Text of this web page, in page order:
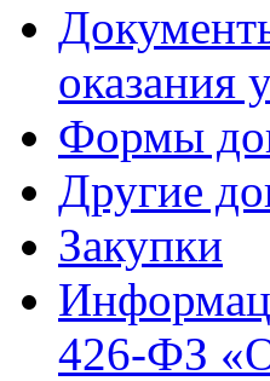
оказания
Формы
Другие
Закупки
426-ФЗ «О